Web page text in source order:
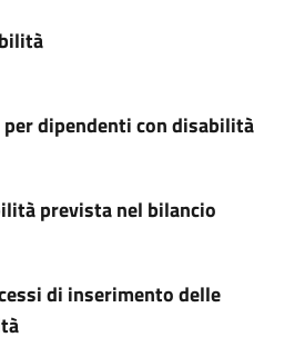
dipendenti con disabilità
prevista nel bilancio
di inserimento delle